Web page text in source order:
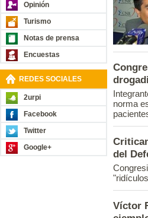
Opinión
Turismo
Notas de prensa
Encuestas
REDES SOCIALES
2urpi
Facebook
Twitter
Google+
norma
del
Víctor